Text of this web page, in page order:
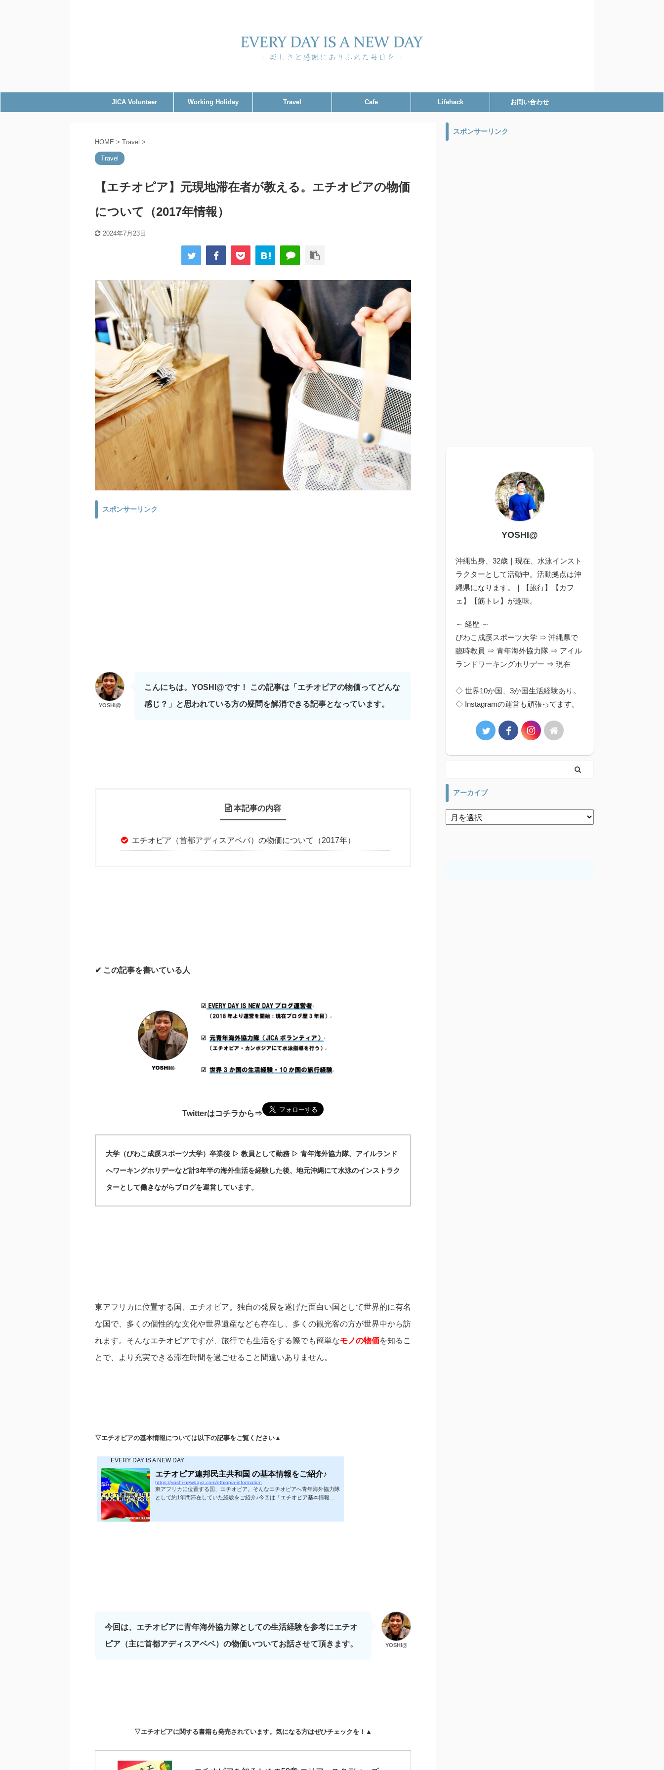
JICA Volunteer Working Holiday Travel Cafe Lifehack お問い合わせ
HOME > Travel >
Travel
【エチオピア】元現地滞在者が教える。エチオピアの物価
について（2017年情報）
2024年7月23日
スポンサーリンク
YOSHI@
こんにちは。YOSHI@です！ この記事は「エチオピアの物価ってどんな
感じ？」と思われている方の疑問を解消できる記事となっています。
本記事の内容
エチオピア（首都アディスアベバ）の物価について（2017年）
✔ この記事を書いている人
Twitterはコチラから⇒
大学（びわこ成蹊スポーツ大学）卒業後 ▷ 教員として勤務 ▷ 青年海外協力隊、アイルランド
へワーキングホリデーなど計3年半の海外生活を経験した後、地元沖縄にて水泳のインストラク
ターとして働きながらブログを運営しています。
東アフリカに位置する国、エチオピア。独自の発展を遂げた面白い国として世界的に有名
な国で、多くの個性的な文化や世界遺産なども存在し、多くの観光客の方が世界中から訪
れます。そんなエチオピアですが、旅行でも生活をする際でも簡単なモノの物価を知るこ
とで、より充実できる滞在時間を過ごせること間違いありません。
▽エチオピアの基本情報については以下の記事をご覧ください▲
EVERY DAY IS A NEW DAY
エチオピア連邦民主共和国 の基本情報をご紹介♪
https://yoshi-newdayz.com/ethiopia-information
東アフリカに位置する国、エチオピア。そんなエチオピアへ青年海外協力隊
として約1年間滞在していた経験をご紹介♪今回は「エチオピア基本情報」
Twitterはコチラから⇒Follow @yoshiswim05大学（びわこ成蹊スポーツ大
今回は、エチオピアに青年海外協力隊としての生活経験を参考にエチオ
ピア（主に首都アディスアベベ）の物価いついてお話させて頂きます。
YOSHI@
▽エチオピアに関する書籍も発売されています。気になる方はぜひチェックを！▲
スポンサーリンク
YOSHI@
沖縄出身、32歳｜現在、水泳インスト
ラクターとして活動中。活動拠点は沖
縄県になります。｜【旅行】【カフ
ェ】【筋トレ】が趣味。
～ 経歴 ～
びわこ成蹊スポーツ大学 ⇒ 沖縄県で
臨時教員 ⇒ 青年海外協力隊 ⇒ アイル
ランドワーキングホリデー ⇒ 現在
◇ 世界10か国、3か国生活経験あり。
◇ Instagramの運営も頑張ってます。
アーカイブ